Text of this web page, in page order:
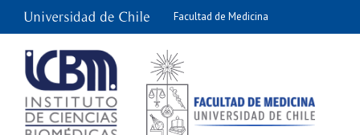
Facultad de Medicina